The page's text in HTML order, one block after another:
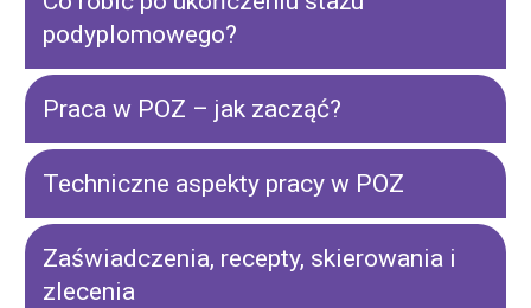
podyplomowego?
Praca w POZ – jak zacząć?
Techniczne aspekty pracy w POZ
Zaświadczenia, recepty, skierowania i
zlecenia